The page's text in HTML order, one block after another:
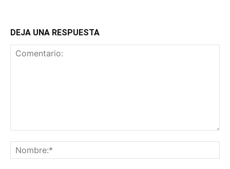
DEJA UNA RESPUESTA